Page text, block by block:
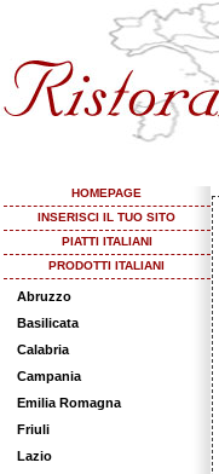
HOMEPAGE
INSERISCI IL TUO SITO
PIATTI ITALIANI
PRODOTTI ITALIANI
Abruzzo
Basilicata
Calabria
Campania
Emilia Romagna
Friuli
Lazio